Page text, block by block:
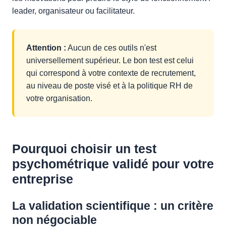
leader, organisateur ou facilitateur.
Attention : Aucun de ces outils n'est
universellement supérieur. Le bon test est celui
qui correspond à votre contexte de recrutement,
au niveau de poste visé et à la politique RH de
votre organisation.
Pourquoi choisir un test
psychométrique validé pour votre
entreprise
La validation scientifique : un critère
non négociable